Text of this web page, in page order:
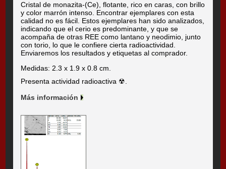
Cristal de monazita-(Ce), flotante, rico en caras, con brillo
y color marrón intenso. Encontrar ejemplares con esta
calidad no es fácil. Estos ejemplares han sido analizados,
indicando que el cerio es predominante, y que se
acompaña de otras REE como lantano y neodimio, junto
con torio, lo que le confiere cierta radioactividad.
Enviaremos los resultados y etiquetas al comprador.
Medidas: 2.3 x 1.9 x 0.8 cm.
Presenta actividad radioactiva ☢.
Más información